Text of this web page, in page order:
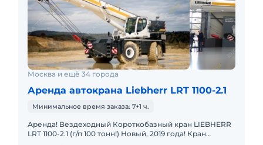
Москва и ещё 34 города
Аренда автокрана Liebherr LRT 1100-2.1
Минимальное время заказа: 7+1 ч.
Аренда! Вездеходный Короткобазный кран LIEBHERR
LRT 1100-2.1 (г/п 100 тонн!) Новый, 2019 года! Кран